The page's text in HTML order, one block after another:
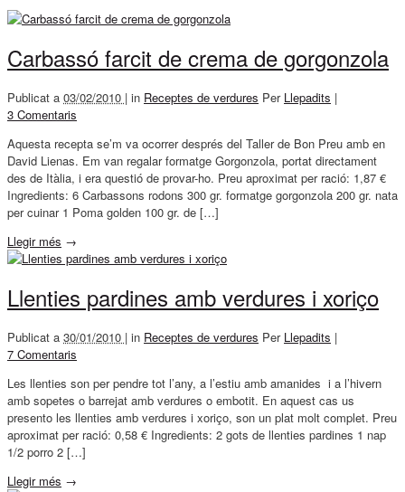
Carbassó farcit de crema de gorgonzola
Publicat a 03/02/2010 | in Receptes de verdures Per Llepadits |
3 Comentaris
Aquesta recepta se’m va ocorrer després del Taller de Bon Preu amb en
David Lienas. Em van regalar formatge Gorgonzola, portat directament
des de Itàlia, i era questió de provar-ho. Preu aproximat per ració: 1,87 €
Ingredients: 6 Carbassons rodons 300 gr. formatge gorgonzola 200 gr. nata
per cuinar 1 Poma golden 100 gr. de […]
Llegir més →
Llenties pardines amb verdures i xoriço
Publicat a 30/01/2010 | in Receptes de verdures Per Llepadits |
7 Comentaris
Les llenties son per pendre tot l’any, a l’estiu amb amanides i a l’hivern
amb sopetes o barrejat amb verdures o embotit. En aquest cas us
presento les llenties amb verdures i xoriço, son un plat molt complet. Preu
aproximat per ració: 0,58 € Ingredients: 2 gots de llenties pardines 1 nap
1/2 porro 2 […]
Llegir més →